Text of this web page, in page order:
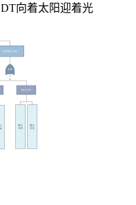
DT向着太阳迎着光